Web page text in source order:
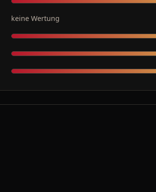
keine Wertung